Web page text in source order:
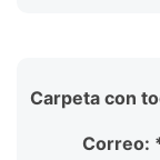
Carpeta con
Correo: